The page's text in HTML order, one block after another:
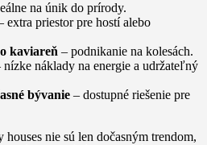
na únik do prírody.
extra priestor pre hostí alebo
kaviareň – podnikanie na kolesách.
nízke náklady na energie a udržateľný
bývanie – dostupné riešenie pre
nie sú len dočasným trendom,